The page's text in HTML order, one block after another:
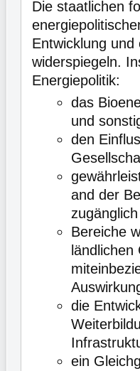
Die staatlichen
Entwicklung
widerspiegeln.
Energiepolitik:
das
und
den
and der
Bereiche
die
ein